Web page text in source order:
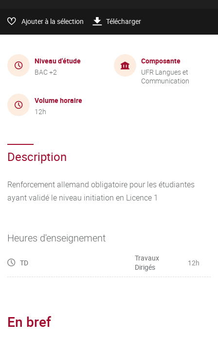
Ajouter à la sélection Télécharger
Niveau d'étude
BAC +2
Composante
UFR Langues et
Communication
Volume horaire
12h
Description
Renforcement allemand obligatoire pour les étudiantes
ayant validé le niveau initiation en Licence 1
Heures d'enseignement
TD
Travaux
Dirigés
12h
En bref